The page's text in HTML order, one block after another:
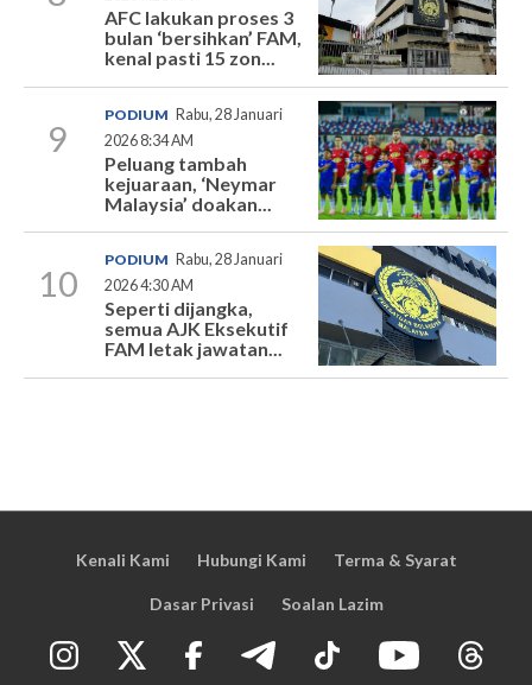
AFC lakukan proses 3
bulan ‘bersihkan’ FAM,
kenal pasti 15 zon...
9
PODIUM Rabu, 28 Januari
2026 8:34 AM
Peluang tambah
kejuaraan, ‘Neymar
Malaysia’ doakan...
10
PODIUM Rabu, 28 Januari
2026 4:30 AM
Seperti dijangka,
semua AJK Eksekutif
FAM letak jawatan...
Kenali Kami Hubungi Kami Terma & Syarat
Dasar Privasi Soalan Lazim